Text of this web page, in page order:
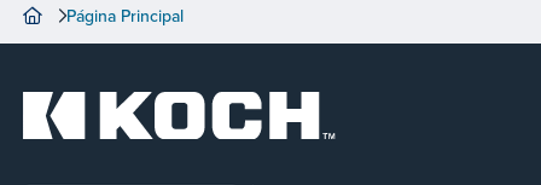
Página Principal